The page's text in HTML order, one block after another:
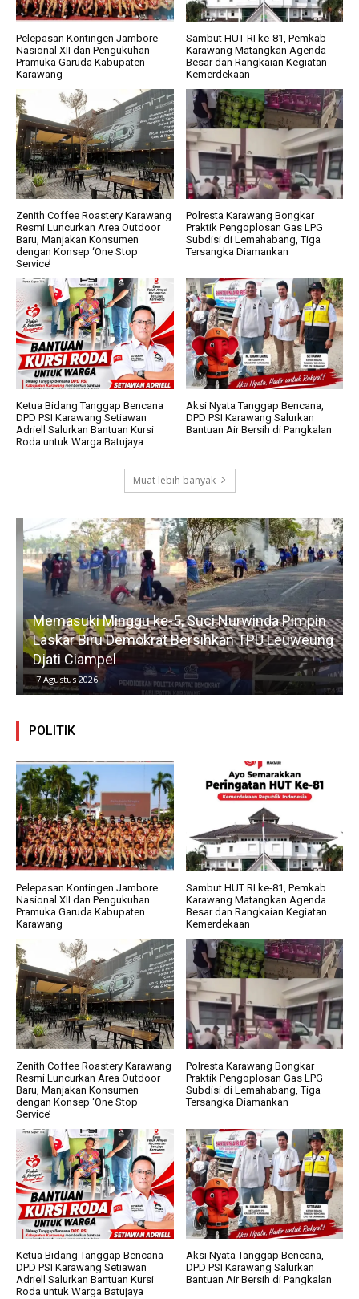
Pelepasan Kontingen Jambore
Nasional XII dan Pengukuhan
Pramuka Garuda Kabupaten
Karawang
Sambut HUT RI ke-81, Pemkab
Karawang Matangkan Agenda
Besar dan Rangkaian Kegiatan
Kemerdekaan
Zenith Coffee Roastery Karawang
Resmi Luncurkan Area Outdoor
Baru, Manjakan Konsumen
dengan Konsep ‘One Stop
Service’
Polresta Karawang Bongkar
Praktik Pengoplosan Gas LPG
Subdisi di Lemahabang, Tiga
Tersangka Diamankan
Ketua Bidang Tanggap Bencana
DPD PSI Karawang Setiawan
Adriell Salurkan Bantuan Kursi
Roda untuk Warga Batujaya
Aksi Nyata Tanggap Bencana,
DPD PSI Karawang Salurkan
Bantuan Air Bersih di Pangkalan
Muat lebih banyak
Memasuki Minggu ke-5, Suci Nurwinda Pimpin
Laskar Biru Demokrat Bersihkan TPU Leuweung
Djati Ciampel
7 Agustus 2026
POLITIK
Pelepasan Kontingen Jambore
Nasional XII dan Pengukuhan
Pramuka Garuda Kabupaten
Karawang
Sambut HUT RI ke-81, Pemkab
Karawang Matangkan Agenda
Besar dan Rangkaian Kegiatan
Kemerdekaan
Zenith Coffee Roastery Karawang
Resmi Luncurkan Area Outdoor
Baru, Manjakan Konsumen
dengan Konsep ‘One Stop
Service’
Polresta Karawang Bongkar
Praktik Pengoplosan Gas LPG
Subdisi di Lemahabang, Tiga
Tersangka Diamankan
Ketua Bidang Tanggap Bencana
DPD PSI Karawang Setiawan
Adriell Salurkan Bantuan Kursi
Roda untuk Warga Batujaya
Aksi Nyata Tanggap Bencana,
DPD PSI Karawang Salurkan
Bantuan Air Bersih di Pangkalan